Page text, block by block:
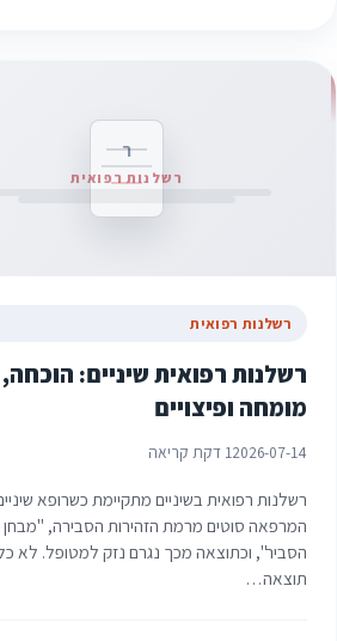
ר
רשלנות רפואית
רשלנות רפואית
רשלנות רפואית שיניים: הוכחה,
מומחה ופיצויים
2026-07-141 דקת קריאה
רשלנות רפואית בשיניים מתקיימת כשרופא
המרפאה סוטים מרמת הזהירות הסבירה,
הסביר", וכתוצאה מכך נגרם נזק למטופל. לא
תוצאה…